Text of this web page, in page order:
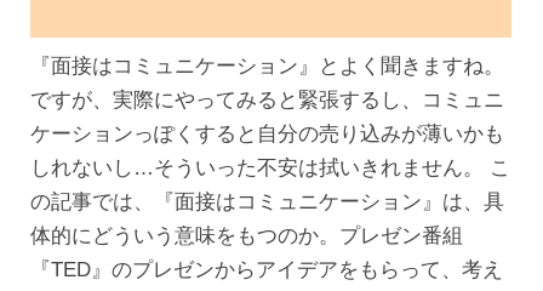
『面接はコミュニケーション』とよく聞きますね。
ですが、実際にやってみると緊張するし、コミュニ
ケーションっぽくすると自分の売り込みが薄いかも
しれないし…そういった不安は拭いきれません。 こ
の記事では、『面接はコミュニケーション』は、具
体的にどういう意味をもつのか。プレゼン番組
『TED』のプレゼンからアイデアをもらって、考え